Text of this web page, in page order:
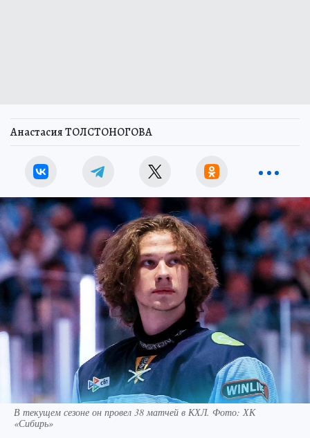
Анастасия ТОЛСТОНОГОВА
В текущем сезоне он провел 38 матчей в КХЛ. Фото: ХК
«Сибирь»